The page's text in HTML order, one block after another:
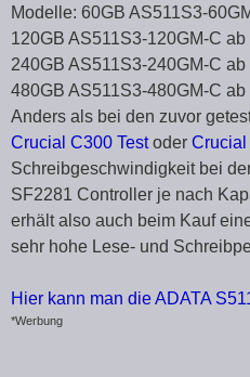
Modelle: 60GB AS511S3-
120GB AS511S3-120GM-C
240GB AS511S3-240GM-C
480GB AS511S3-480GM-C
Anders als bei den zuvor
Crucial C300 Testoder Crucial
Schreibgeschwindigkeit bei
SF2281 Controller je nach
erhält also auch beim Kauf
sehr hohe Lese- und
Hier kann man die ADATA
*Werbung